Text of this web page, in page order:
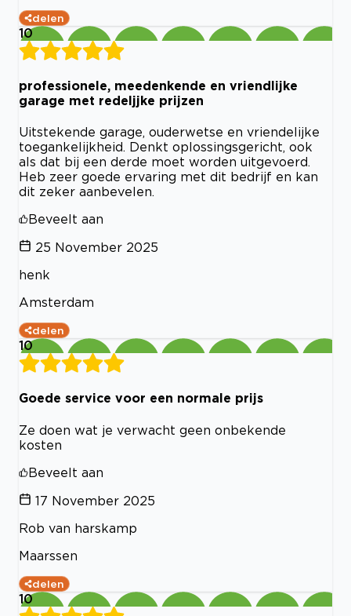
delen
10
professionele, meedenkende en vriendlijke
garage met redeljjke prijzen
Uitstekende garage, ouderwetse en vriendelijke
toegankelijkheid. Denkt oplossingsgericht, ook
als dat bij een derde moet worden uitgevoerd.
Heb zeer goede ervaring met dit bedrijf en kan
dit zeker aanbevelen.
Beveelt aan
25 November 2025
henk
Amsterdam
delen
10
Goede service voor een normale prijs
Ze doen wat je verwacht geen onbekende
kosten
Beveelt aan
17 November 2025
Rob van harskamp
Maarssen
delen
10